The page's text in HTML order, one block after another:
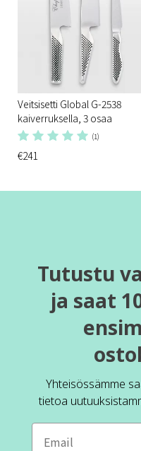
Veitsisetti Global G-2538
kaiverruksella, 3 osaa
(1)
€241
Tutustu
ja saat
Yhteisössämme
tietoa